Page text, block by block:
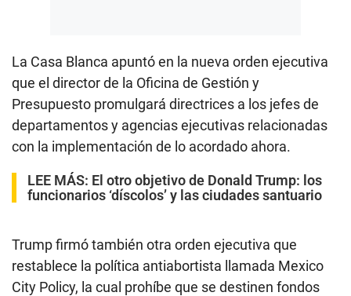
La Casa Blanca apuntó en la nueva orden ejecutiva
que el director de la Oficina de Gestión y
Presupuesto promulgará directrices a los jefes de
departamentos y agencias ejecutivas relacionadas
con la implementación de lo acordado ahora.
LEE MÁS: El otro objetivo de Donald Trump: los
funcionarios ‘díscolos’ y las ciudades santuario
Trump firmó también otra orden ejecutiva que
restablece la política antiabortista llamada Mexico
City Policy, la cual prohíbe que se destinen fondos